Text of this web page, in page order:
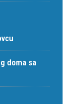
doma sa